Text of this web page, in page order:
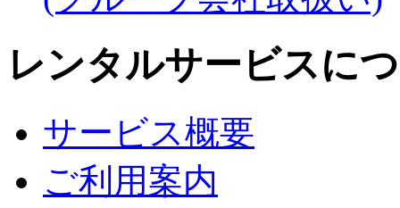
レンタルサービスに
サービス概要
ご利用案内